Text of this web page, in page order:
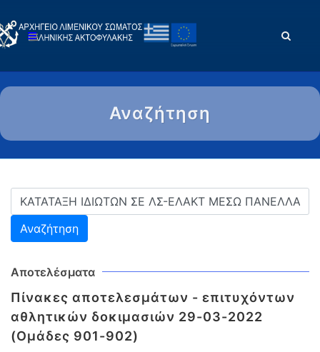
Αναζήτηση
Αποτελέσματα
Πίνακες αποτελεσμάτων - επιτυχόντων
αθλητικών δοκιμασιών 29-03-2022
(Ομάδες 901-902)